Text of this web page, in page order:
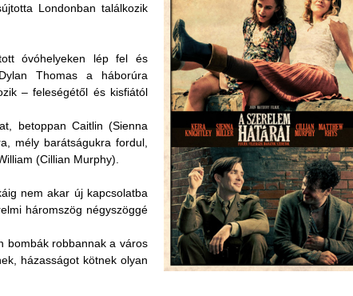
Londonban találkozik
óvóhelyeken lép fel és
Thomas a háborúra
– feleségétől és kisfiától
betoppan Caitlin (Sienna
mély barátságukra fordul,
(Cillian Murphy).
nem akar új kapcsolatba
háromszög négyszöggé
bombák robbannak a város
házasságot kötnek olyan